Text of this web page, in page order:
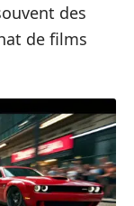
des
de films